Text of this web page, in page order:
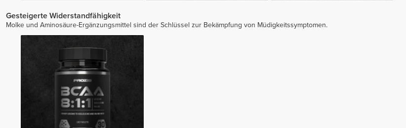
Gesteigerte Widerstandfähigkeit
Molke und Aminosäure-Ergänzungsmittel sind der Schlüssel zur Bekämpfung von Müdigkeitssymptomen.